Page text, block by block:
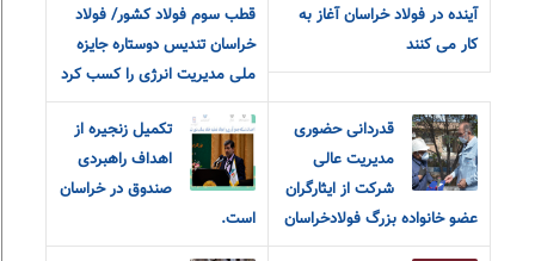
آینده در فولاد خراسان آغاز به
کار می کنند
قطب سوم فولاد کشور/ فولاد
خراسان تندیس دوستاره جایزه
ملی مدیریت انرژی را کسب کرد
قدردانی حضوری
مدیریت عالی
شرکت از ایثارگران
عضو خانواده‌ بزرگ‌ فولادخراسان
تکمیل زنجیره از
اهداف راهبردی
صندوق در خراسان
است.